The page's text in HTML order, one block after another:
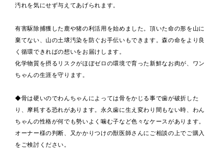
汚れを気にせず与えてあげられます。
有害駆除捕獲した鹿や猪の利活用を始めました。頂いた命の形を山に
棄てない、山の土壌汚染を防ぐお手伝いもできます。森の命をより良
く循環できればの想いをお届けします。
化学物質を摂るリスクがほぼゼロの環境で育った新鮮なお肉が、ワン
ちゃんの生涯を守ります。
◆骨は硬いのでわんちゃんによっては骨をかじる事で歯が破折した
り、摩耗する恐れがあります。永久歯に生え変わり間もない時、わん
ちゃんの性格が何でも勢いよく噛む子など色々なケースがあります。
オーナー様の判断、又かかりつけの獣医師さんにご相談の上でご購入
をご検討ください。